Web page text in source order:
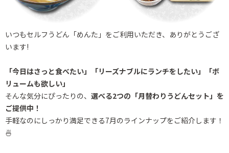
いつもセルフうどん「めんた」をご利用いただき、ありがとうござ
います!
「今日はさっと食べたい」「リーズナブルにランチをしたい」「ボ
リュームも欲しい」
そんな気分にぴったりの、 選べる2つの「月替わりうどんセット」を
ご提供中！
手軽なのにしっかり満足できる7月のラインナップをご紹介します！
🍜